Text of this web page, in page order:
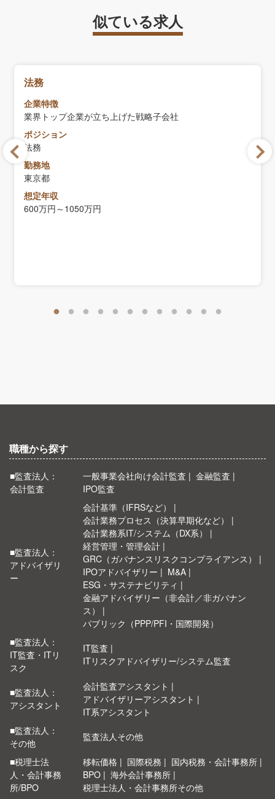
似ている求人
法務
企業特徴
業界トップ企業が立ち上げた戦略子会社
ポジション
法務
勤務地
東京都
想定年収
600万円～1050万円
職種から探す
■監査法人：
会計監査
一般事業会社向け会計監査
金融監査
IPO監査
■監査法人：
アドバイザリ
ー
会計基準（IFRSなど）
会計業務プロセス（決算早期化など）
会計業務系IT/システム（DX系）
経営管理・管理会計
GRC（ガバナンスリスクコンプライアンス）
IPOアドバイザリー
M&A
ESG・サステナビリティ
金融アドバイザリー（非会計／非ガバナン
ス）
パブリック（PPP/PFI・国際開発）
■監査法人：
IT監査・ITリ
スク
IT監査
ITリスクアドバイザリー/システム監査
■監査法人：
アシスタント
会計監査アシスタント
アドバイザリーアシスタント
IT系アシスタント
■監査法人：
その他
監査法人その他
■税理士法
人・会計事務
所/BPO
移転価格 国際税務
国内税務・会計事務所
BPO
海外会計事務所
税理士法人・会計事務所その他